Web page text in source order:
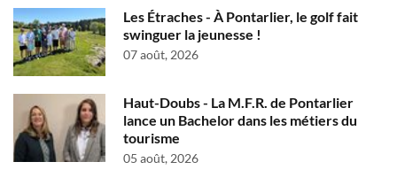
Les Étraches - À Pontarlier, le golf fait
swinguer la jeunesse !
07 août, 2026
Haut-Doubs - La M.F.R. de Pontarlier
lance un Bachelor dans les métiers du
tourisme
05 août, 2026